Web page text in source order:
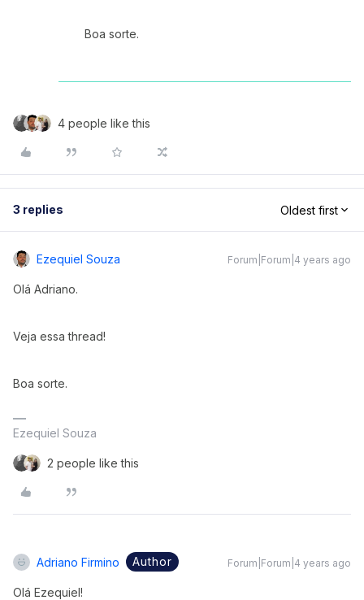
Boa sorte.
4 people like this
3 replies Oldest first
Ezequiel Souza Forum|Forum|4 years ago
Olá Adriano.
Veja essa thread!
Boa sorte.
Ezequiel Souza
2 people like this
Adriano Firmino Author Forum|Forum|4 years ago
Olá Ezequiel!